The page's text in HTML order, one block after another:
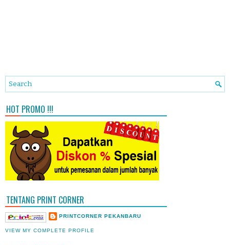
HOT PROMO !!!
TENTANG PRINT CORNER
PRINTCORNER PEKANBARU
VIEW MY COMPLETE PROFILE